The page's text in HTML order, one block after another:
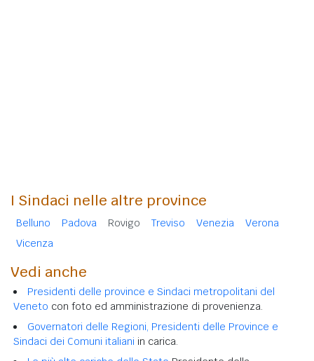
I Sindaci nelle altre province
Belluno Padova Rovigo Treviso Venezia
Verona
Vicenza
Vedi anche
Presidenti delle province e Sindaci metropolitani del
Veneto con foto ed amministrazione di provenienza.
Governatori delle Regioni, Presidenti delle Province e
Sindaci dei Comuni italiani in carica.